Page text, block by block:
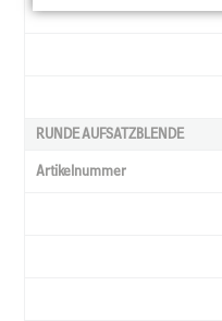
RUNDE AUFSATZBLENDE